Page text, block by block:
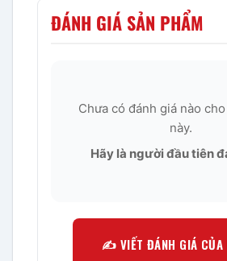
ĐÁNH GIÁ SẢN PHẨM
Chưa có đánh giá nào
này.
Hãy là người đầu tiên
✍️ VIẾT ĐÁNH GIÁ CỦA